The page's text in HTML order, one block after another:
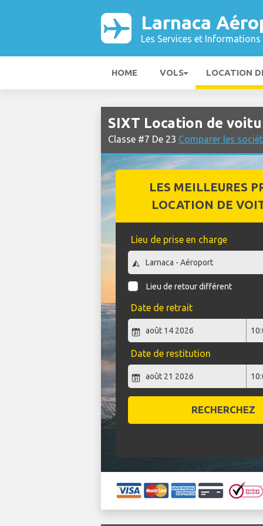
Larnaca
Les Services et
HOME VOLS LOCATION
SIXT Location de
Classe #7 De 23 Comparer les
LES MEILLEURES
LOCATION DE
Lieu de prise en charge
Lieu de retour différent
Date de retrait
Date de restitution
RECHERCHEZ